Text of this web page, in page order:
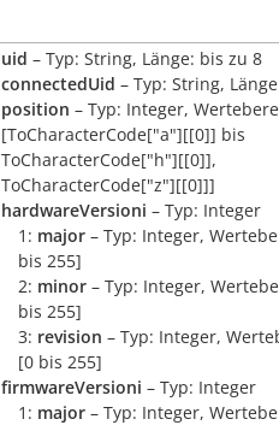
uid – Typ: String, Länge: bis zu 8
connectedUid – Typ: String,
position – Typ: Integer,
[ToCharacterCode["a"][[0]] bis
ToCharacterCode["h"][[0]],
ToCharacterCode["z"][[0]]]
hardwareVersioni – Typ: Integer
1: major – Typ: Integer,
bis 255]
2: minor – Typ: Integer,
bis 255]
3: revision – Typ: Integer,
[0 bis 255]
firmwareVersioni – Typ: Integer
1: major – Typ: Integer,